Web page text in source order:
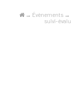
→ Évènements→
suivi-